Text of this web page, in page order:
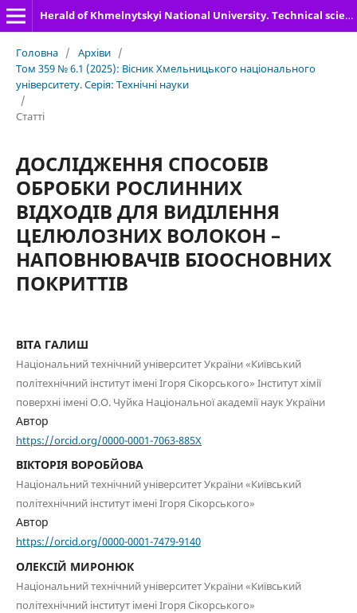
Herald of Khmelnytskyi National University. Technical sciences
Головна / Архіви /
Том 359 № 6.1 (2025): Вісник Хмельницького національного
університету. Серія: Технічні науки
/
Статті
ДОСЛІДЖЕННЯ СПОСОБІВ
ОБРОБКИ РОСЛИННИХ
ВІДХОДІВ ДЛЯ ВИДІЛЕННЯ
ЦЕЛЮЛОЗНИХ ВОЛОКОН –
НАПОВНЮВАЧІВ БІООСНОВНИХ
ПОКРИТТІВ
ВІТА ГАЛИШ
Національний технічний університет України «Київський
політехнічний інститут імені Ігоря Сікорського» Інститут хімії
поверхні імені О.О. Чуйка Національної академії наук України
Автор
https://orcid.org/0000-0001-7063-885X
ВІКТОРІЯ ВОРОБЙОВА
Національний технічний університет України «Київський
політехнічний інститут імені Ігоря Сікорського»
Автор
https://orcid.org/0000-0001-7479-9140
ОЛЕКСІЙ МИРОНЮК
Національний технічний університет України «Київський
політехнічний інститут імені Ігоря Сікорського»